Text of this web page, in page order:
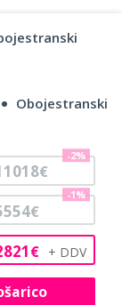
Obojestranski
€
€
-1%
€
-2%